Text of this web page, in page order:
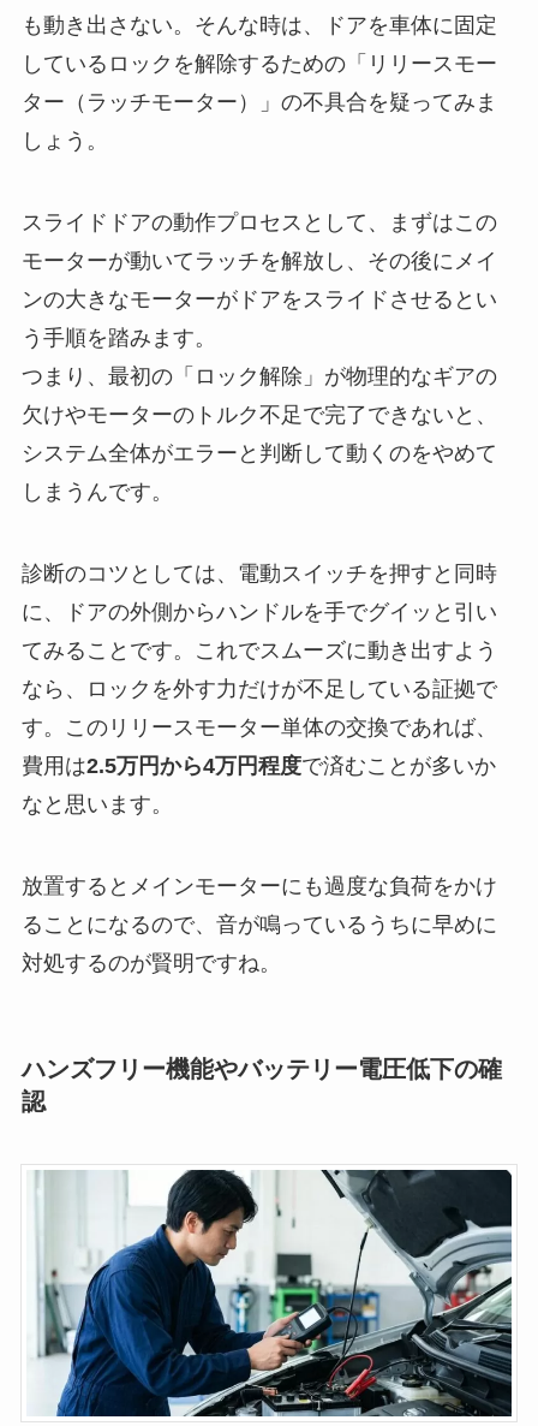
も動き出さない。そんな時は、ドアを車体に固定
しているロックを解除するための「リリースモー
ター（ラッチモーター）」の不具合を疑ってみま
しょう。
スライドドアの動作プロセスとして、まずはこの
モーターが動いてラッチを解放し、その後にメイ
ンの大きなモーターがドアをスライドさせるとい
う手順を踏みます。
つまり、最初の「ロック解除」が物理的なギアの
欠けやモーターのトルク不足で完了できないと、
システム全体がエラーと判断して動くのをやめて
しまうんです。
診断のコツとしては、電動スイッチを押すと同時
に、ドアの外側からハンドルを手でグイッと引い
てみることです。これでスムーズに動き出すよう
なら、ロックを外す力だけが不足している証拠で
す。このリリースモーター単体の交換であれば、
費用は2.5万円から4万円程度で済むことが多いか
なと思います。
放置するとメインモーターにも過度な負荷をかけ
ることになるので、音が鳴っているうちに早めに
対処するのが賢明ですね。
ハンズフリー機能やバッテリー電圧低下の確
認